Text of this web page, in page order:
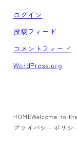
ログイン
投稿フィード
コメントフィード
WordPress.org
HOMEWelcome to
プライバシーポリシ